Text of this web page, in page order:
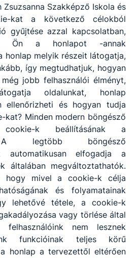
Letöltés
Zsuzsanna Szakképző Iskola és
kat a következő célokból
gyűjtése azzal kapcsolatban,
Ön a honlapot -annak
honlap melyik részeit látogatja,
így megtudhatjuk, hogyan
jobb felhasználói élményt,
oldalunkat, honlap
ellenőrizheti és hogyan tudja
kat? Minden modern böngésző
k beállításának a
A legtöbb böngésző
automatikusan elfogadja a
általában megváltoztathatók.
hogy mivel a cookie-k célja
és folyamatainak
lehetővé tétele, a cookie-k
vagy törlése által
felhasználóink nem lesznek
funkcióinak teljes körű
honlap a tervezettől eltérően